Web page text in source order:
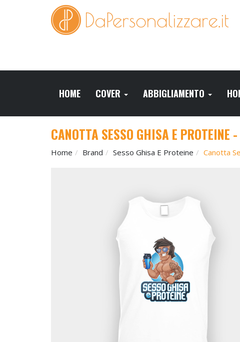
HOME COVER ABBIGLIAMENTO
CANOTTA SESSO GHISA E PROTEINE
Home Brand Sesso Ghisa E Proteine Canotta